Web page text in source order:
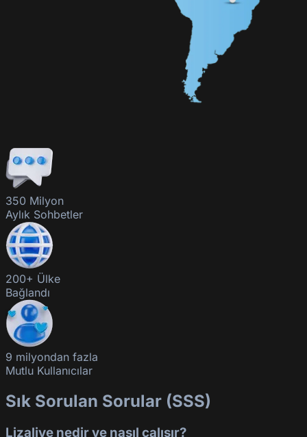
350 Milyon
Aylık Sohbetler
200+ Ülke
Bağlandı
9 milyondan fazla
Mutlu Kullanıcılar
Sık Sorulan Sorular (SSS)
Lizalive nedir ve nasıl çalışır?